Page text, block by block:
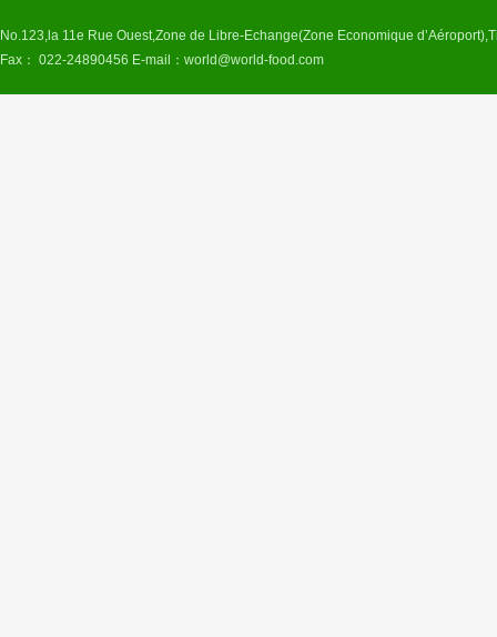
No.123,la 11e Rue Ouest,Zone de Libre-Echange(Zone Economique
Fax： 022-24890456 E-mail： world@world-food.com